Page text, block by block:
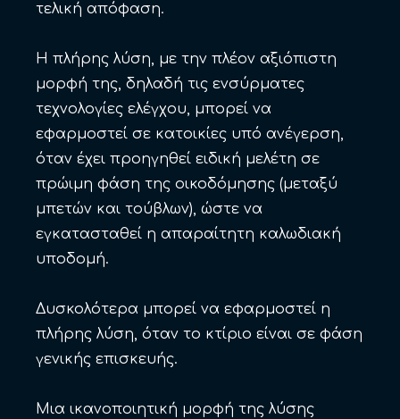
τελική απόφαση.
Η πλήρης λύση, με την πλέον αξιόπιστη
μορφή της, δηλαδή τις ενσύρματες
τεχνολογίες ελέγχου, μπορεί να
εφαρμοστεί σε κατοικίες υπό ανέγερση,
όταν έχει προηγηθεί ειδική μελέτη σε
πρώιμη φάση της οικοδόμησης (μεταξύ
μπετών και τούβλων), ώστε να
εγκατασταθεί η απαραίτητη καλωδιακή
υποδομή.
Δυσκολότερα μπορεί να εφαρμοστεί η
πλήρης λύση, όταν το κτίριο είναι σε φάση
γενικής επισκευής.
Μια ικανοποιητική μορφή της λύσης